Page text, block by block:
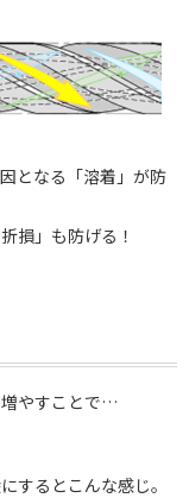
となる「溶着」が防
損」も防げる！
増やすことで…
するとこんな感じ。